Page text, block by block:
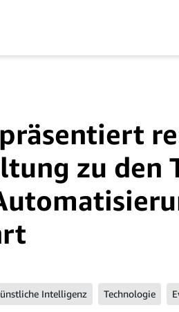
zu den
Intelligenz Technologie